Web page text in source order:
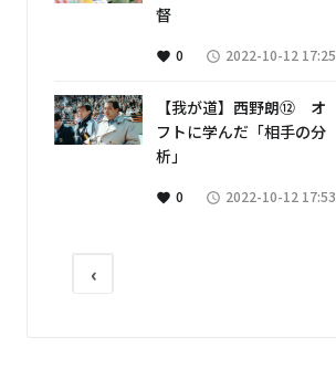
督
favorite 0 access_time 2022-10-12 17:25
【我が道】西野朗⑫ オ
フトに学んだ「相手の分
析」
favorite 0 access_time 2022-10-12 17:53
‹